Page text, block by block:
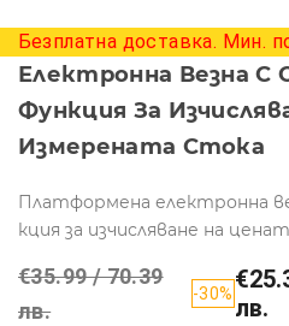
Безплатна доставка. Мин.
Електронна Везна С
Функция За
Измерената Стока
Платформена електронна
кция за изчисляване на
€35.99 / 70.39
лв.
-30%лв.